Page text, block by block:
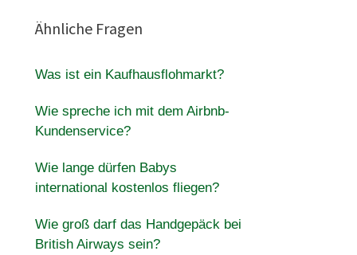
Ähnliche Fragen
Was ist ein Kaufhausflohmarkt?
Wie spreche ich mit dem Airbnb-
Kundenservice?
Wie lange dürfen Babys
international kostenlos fliegen?
Wie groß darf das Handgepäck bei
British Airways sein?